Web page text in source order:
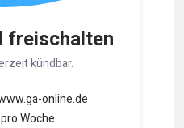
kündbar.
online.de
Woche